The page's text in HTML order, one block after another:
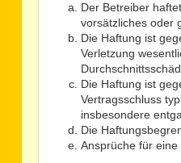
Der Betreiber
vorsätzliches oder
Die Haftung ist
Verletzung
Die Haftung ist
Vertragsschluss
insbesondere
Die
Ansprüche für